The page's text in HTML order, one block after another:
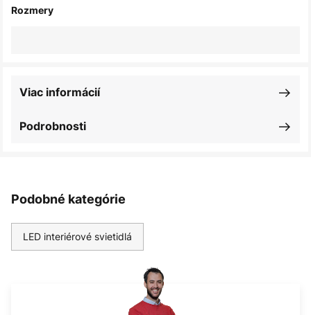
Rozmery
Podrobnosti
Viac informácií
Podobné kategórie
LED interiérové svietidlá